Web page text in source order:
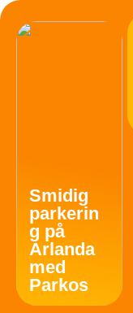
Smidig
parkerin
g på
Arlanda
med
Parkos